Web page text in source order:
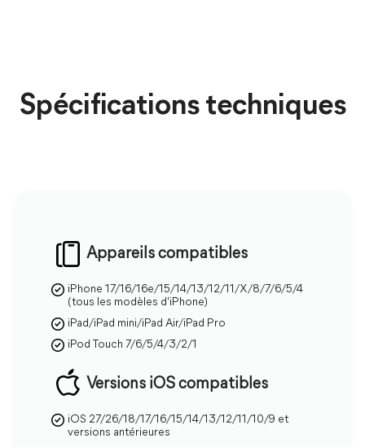
Spécifications techniques
Appareils compatibles
iPhone 17/16/16e/15/14/13/12/11/X/8/7/6/5/4
(tous les modèles d'iPhone)
iPad/iPad mini/iPad Air/iPad Pro
iPod Touch 7/6/5/4/3/2/1
Versions iOS compatibles
iOS 27/26/18/17/16/15/14/13/12/11/10/9 et
versions antérieures